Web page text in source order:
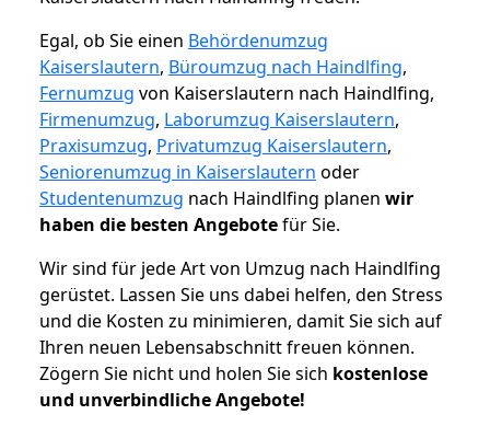
Egal, ob Sie einen Behördenumzug
Kaiserslautern, Büroumzug nach Haindlfing,
Fernumzug von Kaiserslautern nach Haindlfing,
Firmenumzug, Laborumzug Kaiserslautern,
Praxisumzug, Privatumzug Kaiserslautern,
Seniorenumzug in Kaiserslautern oder
Studentenumzug nach Haindlfing planen wir
haben die besten Angebotefür Sie.
Wir sind für jede Art von Umzug nach Haindlfing
gerüstet. Lassen Sie uns dabei helfen, den Stress
und die Kosten zu minimieren, damit Sie sich auf
Ihren neuen Lebensabschnitt freuen können.
Zögern Sie nicht und holen Sie sich kostenlose
und unverbindliche Angebote!